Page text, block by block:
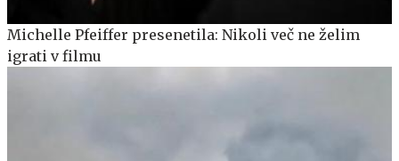
Michelle Pfeiffer presenetila: Nikoli več ne želim
igrati v filmu